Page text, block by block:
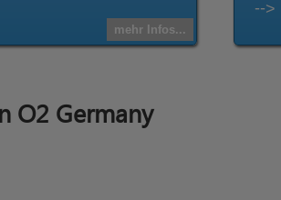
mehr Infos...
O2 Germany